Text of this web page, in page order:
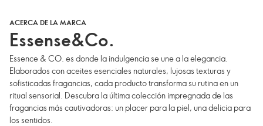
ACERCA DE LA MARCA
Essense&Co.
Essence & CO. es donde la indulgencia se une a la elegancia.
Elaborados con aceites esenciales naturales, lujosas texturas y
sofisticadas fragancias, cada producto transforma su rutina en un
ritual sensorial. Descubra la última colección impregnada de las
fragancias más cautivadoras: un placer para la piel, una delicia para
los sentidos.